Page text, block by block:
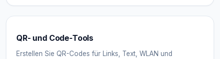
QR- und Code-Tools
Erstellen Sie QR-Codes für Links, Text, WLAN und